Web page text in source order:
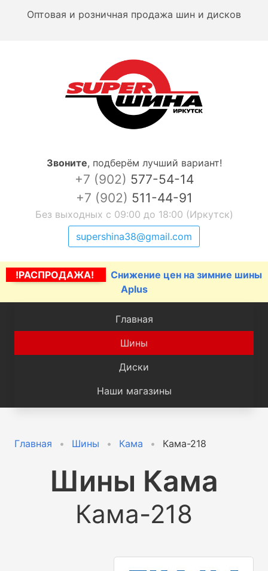
Оптовая и розничная продажа шин и дисков
Звоните, подберём лучший вариант!
+7 (902) 577-54-14
+7 (902) 511-44-91
Без выходных с 09:00 до 18:00 (Иркутск)
supershina38@gmail.com
!РАСПРОДАЖА!
Снижение цен на зимние шины
Aplus
Главная
Шины
Диски
Наши магазины
Главная Шины Кама Кама-218
Шины Кама
Кама-218